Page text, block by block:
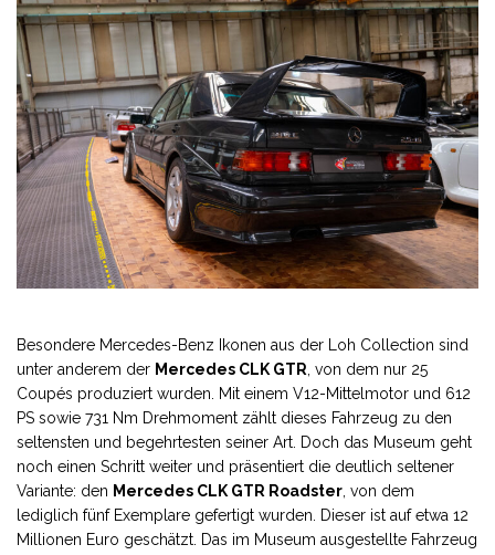
Besondere Mercedes-Benz Ikonen aus der Loh Collection sind
unter anderem der Mercedes CLK GTR , von dem nur 25
Coupés produziert wurden. Mit einem V12-Mittelmotor und 612
PS sowie 731 Nm Drehmoment zählt dieses Fahrzeug zu den
seltensten und begehrtesten seiner Art. Doch das Museum geht
noch einen Schritt weiter und präsentiert die deutlich seltener
Variante: den Mercedes CLK GTR Roadster , von dem
lediglich fünf Exemplare gefertigt wurden. Dieser ist auf etwa 12
Millionen Euro geschätzt. Das im Museum ausgestellte Fahrzeug